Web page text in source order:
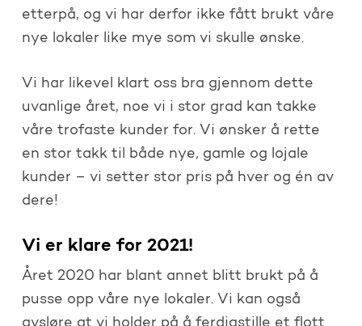
etterpå, og vi har derfor ikke fått brukt våre
nye lokaler like mye som vi skulle ønske.
Vi har likevel klart oss bra gjennom dette
uvanlige året, noe vi i stor grad kan takke
våre trofaste kunder for. Vi ønsker å rette
en stor takk til både nye, gamle og lojale
kunder – vi setter stor pris på hver og én av
dere!
Vi er klare for 2021!
Året 2020 har blant annet blitt brukt på å
pusse opp våre nye lokaler. Vi kan også